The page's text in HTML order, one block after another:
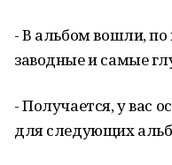
- В альбом вошли,
заводные и самые
- Получается, у вас
для следующих